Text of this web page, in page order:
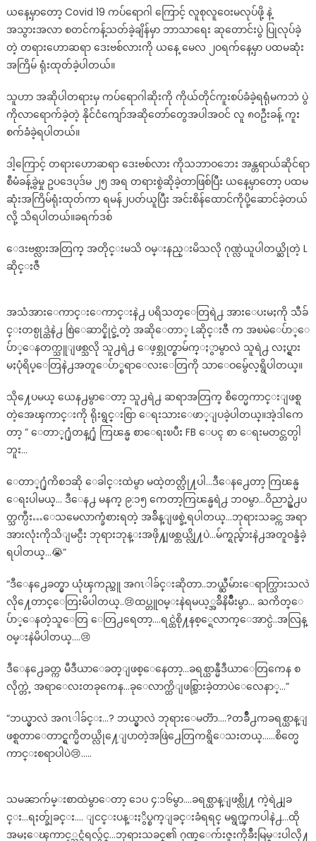
ယနေ့မှာတော့ Covid 19 ကပ်ရောဂါ ကြောင့် လူစုလူဝေးမလုပ်ဖို့ နဲ့
အသွားအလာ စတင်ကန့်သတ်ခဲ့ချိန်မှာ ဘာသာရေး ဆုတောင်းပွဲ ပြုလုပ်ခဲ့
တဲ့ တရားဟောဆရာ ဒေးဗစ်လားကို ယနေ့ မေလ ၂ဝရက်နေ့မှာ ပထမဆုံး
အကြိမ် ရုံးထုတ်ခဲ့ပါတယ်။
သူဟာ အဆိုပါတရားမှ ကပ်ရောဂါဆိုးကို ကိုယ်တိုင်ကူးစပ်ခံခဲ့ရရုံမကဘဲ ပွဲ
ကိုလာရောက်ခဲ့တဲ့ နိုင်ငံကျော်အဆိုတော်တွေအပါအဝင် လူ ၈ဝဦးခန့် ကူး
စက်ခံခဲ့ရပါတယ်။
ဒါ့ကြောင့် တရားဟောဆရာ ဒေးဗစ်လား ကိုသဘာဝဘေး အန္တရာယ်ဆိုင်ရာ
စီမံခန့်ခွဲမှု ဥပဒေပုဒ်မ ၂၅ အရ တရားစွဲဆိုခဲ့တာဖြစ်ပြီး ယနေ့မှာတော့ ပထမ
ဆုံးအကြိမ်ရုံးထုတ်ကာ ရမန်၂ပတ်ယူပြီး အင်းစိန်ထောင်ကိုပို့ဆောင်ခဲ့တယ်
လို့ သိရပါတယ်။ခရက်ဒစ်
ေဒးဗစ္လားအတြက္ အတိုင္းမသိ ဝမ္းနည္းမိသလို ဂုဏ္လဲယူပါတယ္ဆိုတဲ့ L
ဆိုင္းဇီ
အသံအားေကာင္းေကာင္းနဲ႕ ပရိသတ္ေတြရဲ႕ အားေပးမႈကို သီခ်
င္းတစ္ပုဒ္ထဲနဲ႕ စြဲေဆာင္နိုင္ခဲ့တဲ့ အဆိုေတာ္ Lဆိုင္းဇီ က အၿမဲေပ်ာ္ေ
ပ်ာ္ေနတက္သူျဖစ္သလို သူ႕ရဲ႕ ေဖ့စ္ဘုတ္စာမ်က္ႏွာမွာလဲ သူရဲ႕ လႈပ္ရွား
မႈပုံရိပ္ေတြနဲ႕အတူေပ်ာ္စရာေလးေတြကို သာေဝမွ်ေလ့ရွိပါတယ္။
သို႔ေပမယ္ ယေန႕မွာေတာ့ သူ႕ရဲ႕ ဆရာအတြက္ စိတ္မေကာင္းျဖစ္ရ
တဲ့အေၾကာင္းကို ရိုးရွင္းစြာ ေရးသားေဖာ္ျပခဲ့ပါတယ္။အဲ့ဒါကေ
တာ့ ” ေတာ္႐ုံတန္႐ုံ ကြၽန္မ စာေရးၿပီး FB ေပၚ စာ ေရးမတင္တတ္ပါ
ဘူး…
ေတာ္႐ုံကိစၥဆို ေခါင္းထဲမွာ မထဲ့တတ္လို႔ပါ…ဒီေန႕ေတာ့ ကြၽန္မ
ေရးပါမယ္… ဒီေန႕ မနက္ ၉:၁၅ ကေတာ့ကြၽန္မရဲ႕ ဘဝမွာ…ဝိညာဥ္နဲ႕ပ
တ္သက္ပီး…ေသမေလာက္ခံစားရတဲ့ အခ်ိန္ျဖစ္ခဲ့ရပါတယ္…ဘုရားသခင္က အရာ
အားလုံးကိုသိျမင္ပီး ဘုရားဘုန္းအဖို႔ျဖစ္တယ္လို႔ပဲ…မ်က္ရည္မ်ားနဲ႕အတူဝန္ခံခဲ့
ရပါတယ္…😭”
“ဒီေန႕ေခတ္မွာ ယုံၾကည္သူ အဂၤါခ်င္းဆိုတာ..ဘယ္ဆီမ်ားေရာက္သြားသလဲ
လို႔ေတာင္ေတြးမိပါတယ္..😢ထပ္တူဝမ္းနဲရမယ့္အခ်ိနိမ်ိဳးမွာ… ႀကိတ္ေ
ပ်ာ္ေနတဲ့သူေတြ ေတြ႕ရေတာ့….ရင္ထဲစို႔နစ့္ရေလာက္ေအာင္ပဲ..အလြန္
ဝမ္းနဲမိပါတယ္….😢
ဒီေန႕ေခတ္က မီဒီယာေခတ္ျဖစ္ေနေတာ့…ခရစ္ယာန္မီဒီယာေတြကေန စ
လိုက္တဲ့ အရာေလးတခုကေန…ခုေလာက္ထိျဖစ္သြားခဲ့တာပဲေလေနာ္…”
“ဘယ္မွာလဲ အဂၤါခ်င္း…? ဘယ္မွာလဲ ဘုရားေမတၱာ….?တခ်ိဳ႕ကခရစ္ယာန္ျ
ဖစ္ရတာေတာင္ရွက္မိတယ္လို႔ေျပာတဲ့အဖြဲ႕ေတြကရွိေသးတယ္……စိတ္မေ
ကာင္းစရာပါပဲ😢…..
သမၼာက်မ္းစာထဲမွာေတာ့ ၁ေပ ၄:၁၆မွာ….ခရစ္ယာန္ျဖစ္လို႔ ကဲ့ရဲ႕ျခ
င္း…ရႈတ္ခ်ျခင္း…. ျငင္းပန္းႏွိပ္စက္ျခင္းခံရရင္ မရွက္ၾကပါနဲ႕…ထို
အမႈေၾကာင့္သင္ခံရလွ်င္…ဘုရားသခင္၏ ဂုဏ္ေက်းဇူးကိုခ်ီးမြမ္းပါလို႔